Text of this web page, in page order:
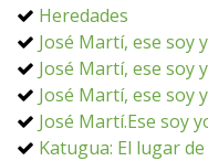
Heredades
José Martí, ese soy
José Martí, ese soy
José Martí, ese soy
José Martí.Ese soy
Katugua: El lugar